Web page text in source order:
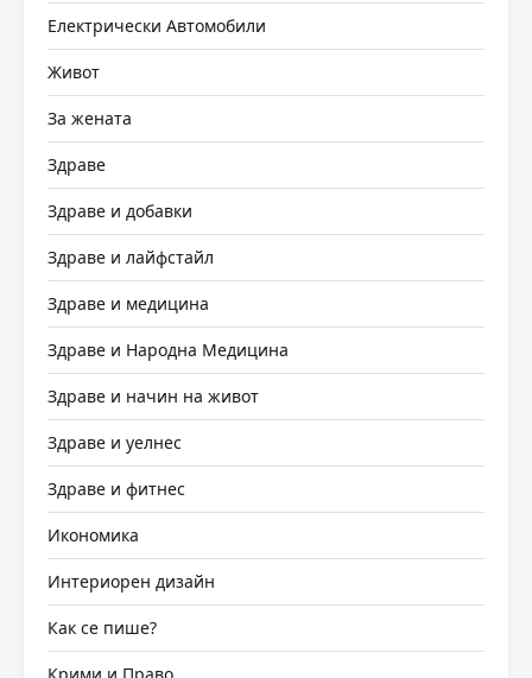
Електрически Автомобили
Живот
За жената
Здраве
Здраве и добавки
Здраве и лайфстайл
Здраве и медицина
Здраве и Народна Медицина
Здраве и начин на живот
Здраве и уелнес
Здраве и фитнес
Икономика
Интериорен дизайн
Как се пише?
Крими и Право